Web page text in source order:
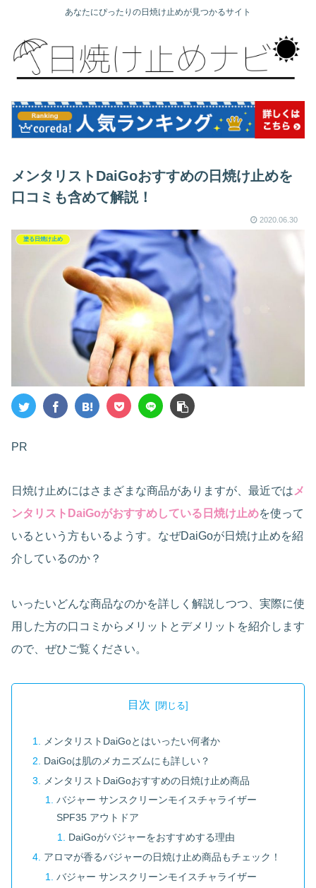
あなたにぴったりの日焼け止めが見つかるサイト
メンタリストDaiGoおすすめの日焼け止めを
口コミも含めて解説！
2020.06.30
塗る日焼け止め
PR
日焼け止めにはさまざまな商品がありますが、最近では メ
ンタリストDaiGoがおすすめしている日焼け止めを使って
いるという方もいるようす。なぜDaiGoが日焼け止めを紹
介しているのか？
いったいどんな商品なのかを詳しく解説しつつ、実際に使
用した方の口コミからメリットとデメリットを紹介します
ので、ぜひご覧ください。
目次
メンタリストDaiGoとはいったい何者か
DaiGoは肌のメカニズムにも詳しい？
メンタリストDaiGoおすすめの日焼け止め商品
バジャー サンスクリーンモイスチャライザー
SPF35 アウトドア
DaiGoがバジャーをおすすめする理由
アロマが香るバジャーの日焼け止め商品もチェック！
バジャー サンスクリーンモイスチャライザー